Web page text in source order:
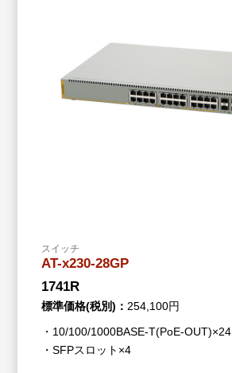
スイッチ
AT-x230-28GP
1741R
標準価格(税別)： 254,100円
・10/100/1000BASE-T(PoE-OUT)×24
・SFPスロット×4